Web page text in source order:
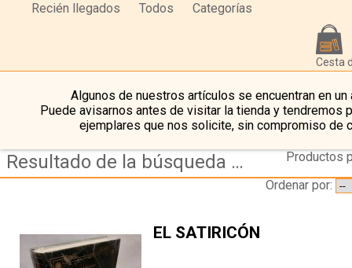
Recién llegados Todos Categorías
Cesta
Algunos de nuestros artículos se encuentran en un
Puede avisarnos antes de visitar la tienda y tendremos
ejemplares que nos solicite, sin compromiso de
Resultado de la búsqueda de autor petronio
Productos
Ordenar por:
EL SATIRICÓN